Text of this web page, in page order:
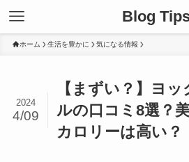
Blog
ホーム 生活を豊かに 気になる情報
【まずい？】ヨ
ルの口コミ8選？
カロリーは高い？
2024
4/09